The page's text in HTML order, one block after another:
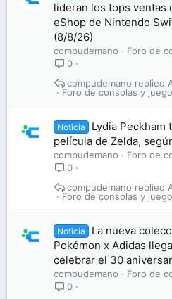
lideran los tops ventas
eShop de Nintendo
(8/8/26)
compudemano
Foro de
0
Foro de consolas y
compudemano
Noticia
Lydia Peckham
película de Zelda,
compudemano
Foro de
0
Foro de consolas y
compudemano
Noticia
La nueva
Pokémon x Adidas
celebrar el 30
compudemano
Foro de
0